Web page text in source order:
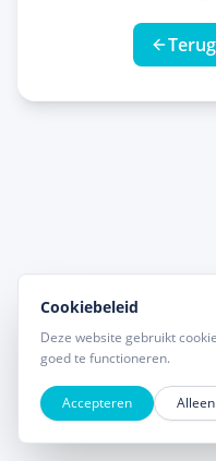
Cookiebeleid
Deze website gebruikt
goed te functioneren.
Accepteren